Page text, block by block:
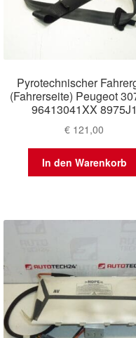
Pyrotechnischer
(Fahrerseite) Peugeot
96413041XX 8975J1
€ 121,00
In den Warenkorb